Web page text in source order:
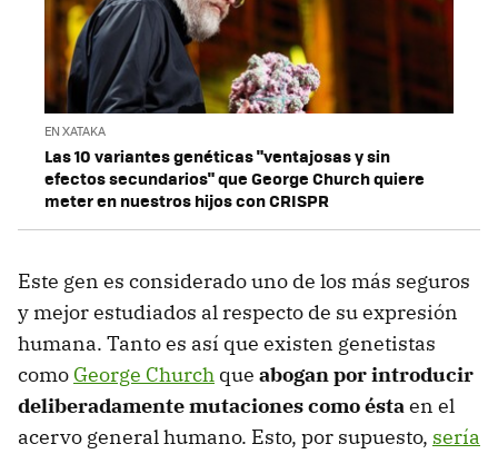
EN XATAKA
Las 10 variantes genéticas "ventajosas y sin
efectos secundarios" que George Church quiere
meter en nuestros hijos con CRISPR
Este gen es considerado uno de los más seguros
y mejor estudiados al respecto de su expresión
humana. Tanto es así que existen genetistas
como George Church que abogan por introducir
deliberadamente mutaciones como éstaen el
acervo general humano. Esto, por supuesto, sería